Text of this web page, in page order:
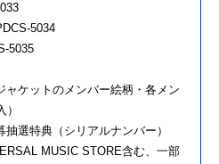
5034
5035
ャケットのメンバー絵柄・各メン
選特典（シリアルナンバー）
MUSIC STORE含む、一部